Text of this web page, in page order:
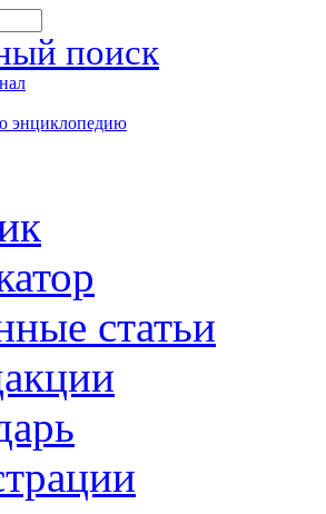
поиск
энциклопедию
статьи